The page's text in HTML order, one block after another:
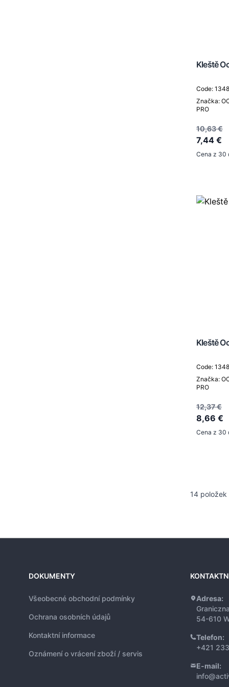
Kleště
Code:
Značka:
PRO
10,63 €
7,44 €
Cena z 30
Kleště
Code:
Značka:
PRO
12,37 €
8,66 €
Cena z 30
14 položek
DOKUMENTY
Všeobecné obchodní podmínky
Ochrana osobních údajů
Kontaktní informace
Oznámení o vrácení zboží / servis
Adresa:
54-610
Telefon:
+421
E-mail: